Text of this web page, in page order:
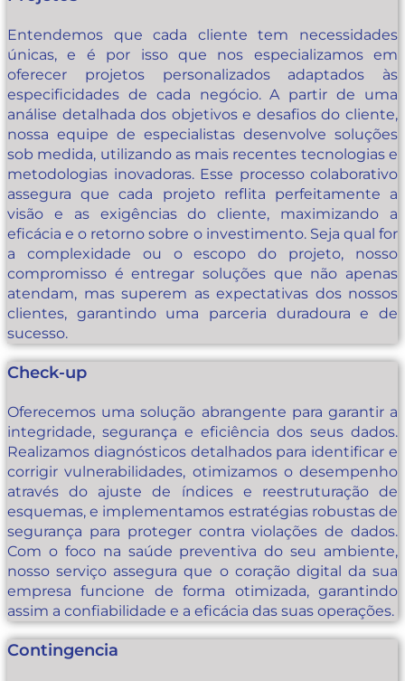
Entendemos que cada cliente tem necessidades
únicas, e é por isso que nos especializamos em
oferecer projetos personalizados adaptados às
especificidades de cada negócio. A partir de uma
análise detalhada dos objetivos e desafios do cliente,
nossa equipe de especialistas desenvolve soluções
sob medida, utilizando as mais recentes tecnologias e
metodologias inovadoras. Esse processo colaborativo
assegura que cada projeto reflita perfeitamente a
visão e as exigências do cliente, maximizando a
eficácia e o retorno sobre o investimento. Seja qual for
a complexidade ou o escopo do projeto, nosso
compromisso é entregar soluções que não apenas
atendam, mas superem as expectativas dos nossos
clientes, garantindo uma parceria duradoura e de
sucesso.
Check-up
Oferecemos uma solução abrangente para garantir a
integridade, segurança e eficiência dos seus dados.
Realizamos diagnósticos detalhados para identificar e
corrigir vulnerabilidades, otimizamos o desempenho
através do ajuste de índices e reestruturação de
esquemas, e implementamos estratégias robustas de
segurança para proteger contra violações de dados.
Com o foco na saúde preventiva do seu ambiente,
nosso serviço assegura que o coração digital da sua
empresa funcione de forma otimizada, garantindo
assim a confiabilidade e a eficácia das suas operações.
Contingencia